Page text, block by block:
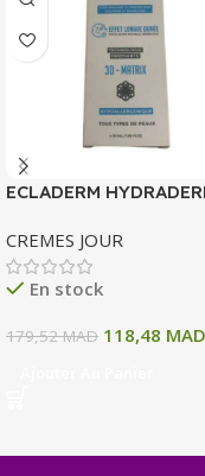
ECLADERM
INTENSE 72H 50 ML
CREMES JOUR
En stock
179,52MAD 118,48 MAD